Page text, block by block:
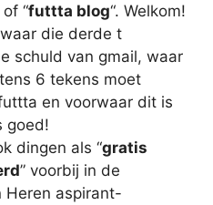
of “futtta blog“. Welkom!
die derde t
schuld van gmail, waar
6 tekens moet
en voorwaar dit is
goed!
dingen als “gratis
” voorbij in de
Heren aspirant-